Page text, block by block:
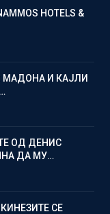
HOTELS &
МАДОНА И КАЈЛИ
ОД ДЕНИС
ДА МУ…
СЕ